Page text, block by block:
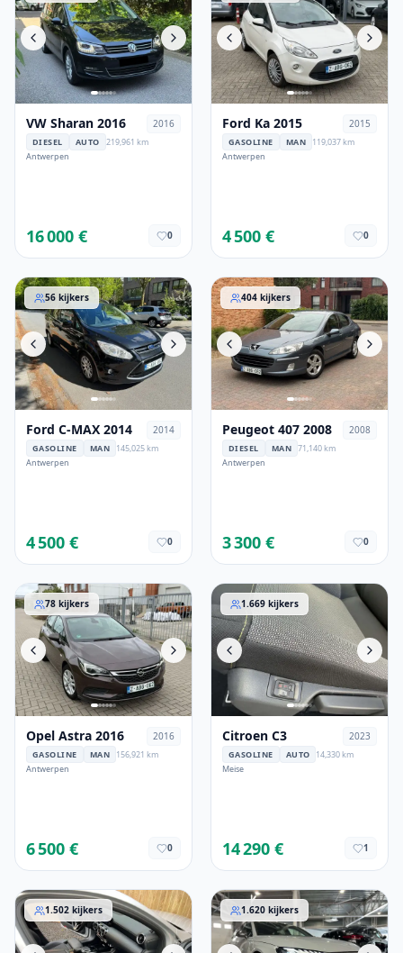
VW Sharan 2016 2016
DIESEL AUTO
219,961 km
Antwerpen
16 000 € 0
Ford Ka 2015 2015
GASOLINE MAN
119,037 km
Antwerpen
4 500 € 0
Ford C-MAX 2014
56 kijkers
Ford C-MAX 2014 2014
GASOLINE MAN
145,025 km
Antwerpen
4 500 € 0
Peugeot 407 2008
404 kijkers
Peugeot 407 2008 2008
DIESEL MAN 71,140 km
Antwerpen
3 300 € 0
Opel Astra 2016
78 kijkers
Opel Astra 2016 2016
GASOLINE MAN
156,921 km
Antwerpen
6 500 € 0
Citroen C3
1.669 kijkers
Citroen C3 2023
GASOLINE AUTO
14,330 km
Meise
14 290 € 1
Mercedes-Benz A 250
1.502 kijkers Audi RS4
1.620 kijkers